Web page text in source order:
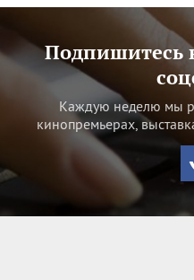
Подпишитесь
Каждую неделю мы
кинопремьерах,